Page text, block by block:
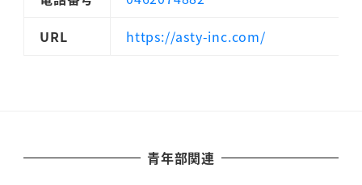
URL
https://asty-inc.com/
青年部関連